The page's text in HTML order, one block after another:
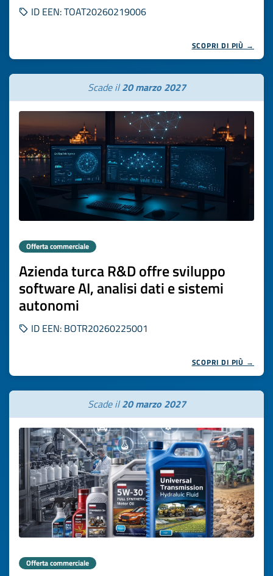
ID EEN: TOAT20260219006
SCOPRI DI PIÙ →
Scade il20 marzo 2027
Offerta commerciale
Azienda turca R&D offre sviluppo
software AI, analisi dati e sistemi
autonomi
ID EEN: BOTR20260225001
SCOPRI DI PIÙ →
Scade il20 marzo 2027
Offerta commerciale